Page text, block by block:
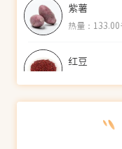
紫薯
热量：133.00
红豆
热量：